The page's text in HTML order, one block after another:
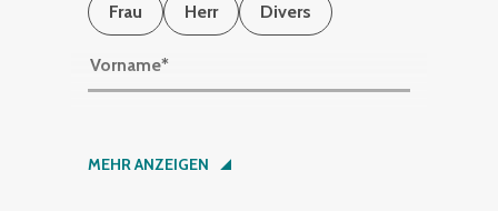
Frau
Herr Divers
Vorname*
Nachname*
MEHR ANZEIGEN